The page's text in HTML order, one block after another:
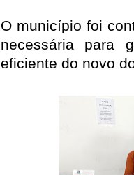
O município foi
necessária para
eficiente do novo